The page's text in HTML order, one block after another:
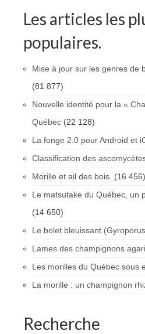
Les articles les
populaires.
Mise à jour sur les genres de
(81 877)
Nouvelle identité pour la «
Québec (22 128)
La fonge 2.0 pour Android et
Classification des
Morille et ail des bois. (16 456)
Le matsutake du Québec, un
(14 650)
Le bolet bleuissant
Lames des champignons
Les morilles du Québec sous
La morille : un champignon
Recherche